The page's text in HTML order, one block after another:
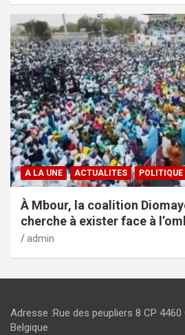
A LA UNE ACTUALITES POLITIQUE
À Mbour, la coalition
cherche à exister face à
admin
Adresse :Rue des peupliers 8 CP
Belgique